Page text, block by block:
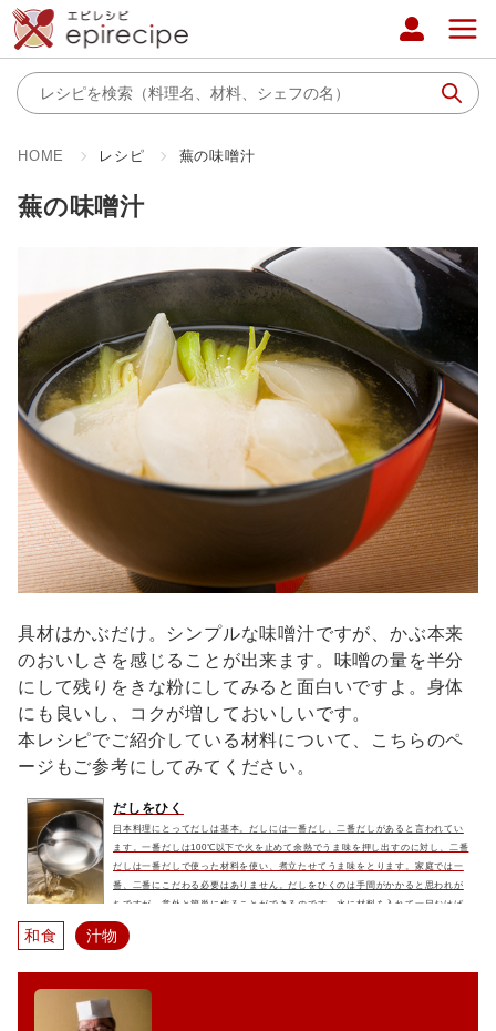
HOME レシピ 蕪の味噌汁
蕪の味噌汁
具材はかぶだけ。シンプルな味噌汁ですが、かぶ本来
のおいしさを感じることが出来ます。味噌の量を半分
にして残りをきな粉にしてみると面白いですよ。身体
にも良いし、コクが増しておいしいです。
本レシピでご紹介している材料について、こちらのペ
ージもご参考にしてみてください。
だしをひく
日本料理にとってだしは基本。だしには一番だし、二番だしがあると言われてい
ます。一番だしは100℃以下で火を止めて余熱でうま味を押し出すのに対し、二番
だしは一番だしで使った材料を使い、煮立たせてうま味をとります。家庭では一
番、二番にこだわる必要はありません。だしをひくのは手間がかかると思われが
ちですが、意外と簡単に作ることができるのです。水に材料を入れて一日おけば
それだけで充分にだしが出ます。物足りなければそれをコトコトと煮てさらに美
味しいだしを取りましょう。余熱で出す一番だしよりも濃いうま味があ...
和食 汁物